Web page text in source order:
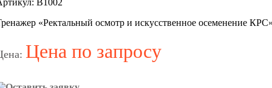
В1002
«Ректальный осмотр и искусственное осеменение
Цена по запросу